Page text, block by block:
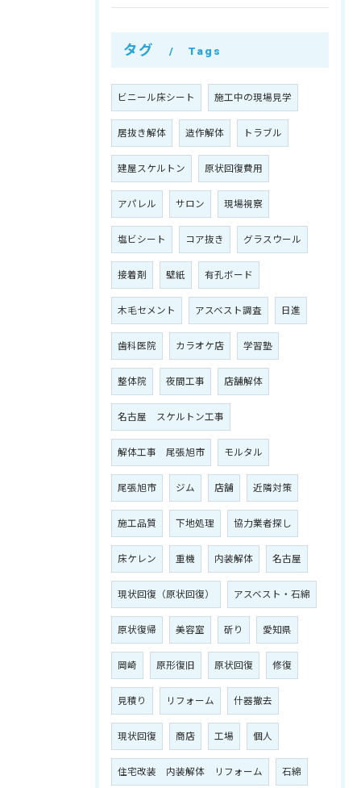
タグ Tags
ビニール床シート 施工中の現場見学
居抜き解体 造作解体 トラブル
建屋スケルトン 原状回復費用
アパレル サロン 現場視察
塩ビシート コア抜き グラスウール
接着剤 壁紙 有孔ボード
木毛セメント アスベスト調査 日進
歯科医院 カラオケ店 学習塾
整体院 夜間工事 店舗解体
名古屋 スケルトン工事
解体工事 尾張旭市 モルタル
尾張旭市 ジム 店舗 近隣対策
施工品質 下地処理 協力業者探し
床ケレン 重機 内装解体 名古屋
現状回復（原状回復） アスベスト・石綿
原状復帰 美容室 斫り 愛知県
岡崎 原形復旧 原状回復 修復
見積り リフォーム 什器撤去
現状回復 商店 工場 個人
住宅改装 内装解体 リフォーム 石綿